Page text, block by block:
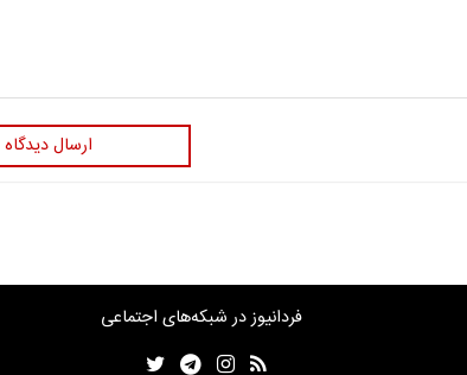
ارسال دیدگاه
فردانیوز در شبکه‌های اجتماعی